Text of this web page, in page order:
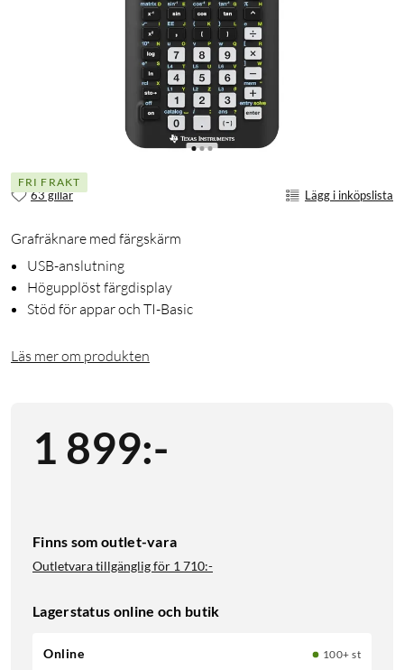
FRI FRAKT
63 gillar Lägg i inköpslista
Grafräknare med färgskärm
USB-anslutning
Högupplöst färgdisplay
Stöd för appar och TI-Basic
Läs mer om produkten
1 899:-
Finns som outlet-vara
Outletvara tillgänglig för 1 710:-
Lagerstatus online och butik
Online
100+ st